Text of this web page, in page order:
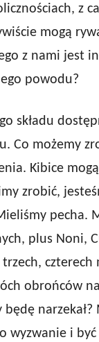
z
mogą
z nami jest
powodu?
składu
Co możemy
Kibice
zrobić,
pecha.
plus Noni,
czterech
obrońców na
będę narzekał?
wyzwanie i